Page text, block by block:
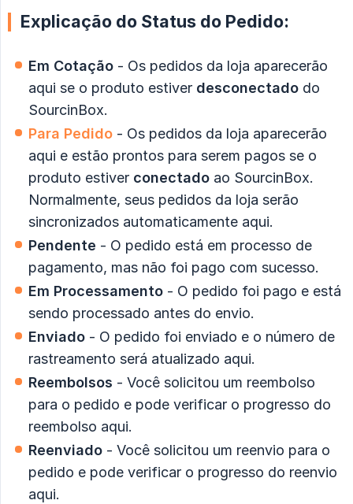
Explicação do Status do Pedido:
Em Cotação - Os pedidos da loja aparecerão
aqui se o produto estiver desconectado do
SourcinBox.
Para Pedido - Os pedidos da loja aparecerão
aqui e estão prontos para serem pagos se o
produto estiver conectado ao SourcinBox.
Normalmente, seus pedidos da loja serão
sincronizados automaticamente aqui.
Pendente - O pedido está em processo de
pagamento, mas não foi pago com sucesso.
Em Processamento - O pedido foi pago e está
sendo processado antes do envio.
Enviado - O pedido foi enviado e o número de
rastreamento será atualizado aqui.
Reembolsos - Você solicitou um reembolso
para o pedido e pode verificar o progresso do
reembolso aqui.
Reenviado - Você solicitou um reenvio para o
pedido e pode verificar o progresso do reenvio
aqui.